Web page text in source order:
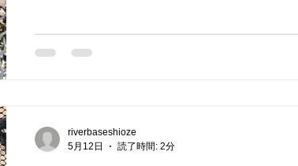
釣れてます。 朝夕はTOP系が引き続き◎。 曇
らにTOPが効きます。トップウォーター系の
riverbaseshioze
5月12日
読了時間: 2分